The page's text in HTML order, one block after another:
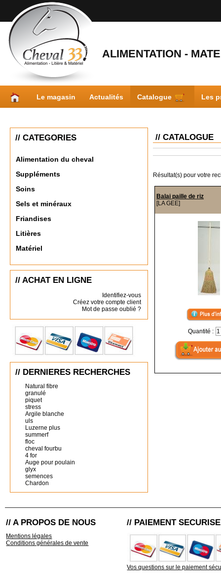
ALIMENTATION -
Le magasin Actualités Catalogue Les
// CATEGORIES
Alimentation du cheval
Suppléments
Soins
Sels et minéraux
Friandises
Litières
Matériel
// ACHAT EN LIGNE
Identifiez-vous
Créez votre compte client
Mot de passe oublié ?
// DERNIERES RECHERCHES
Natural fibre
granulé
piquet
stress
Argile blanche
uls
Luzerne plus
summerf
floc
cheval fourbu
4 for
Auge pour poulain
glyx
semences
Chardon
// CATALOGUE
Résultat(s) pour votre
Balai paille de riz
[LA GEE]
Quantité :
// A PROPOS DE NOUS
Mentions légales
Conditions générales de vente
// PAIEMENT SECURISE
Vos questions sur le paiement